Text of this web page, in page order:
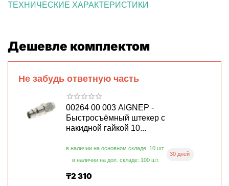
ТЕХНИЧЕСКИЕ ХАРАКТЕРИСТИКИ
Дешевле комплектом
Не забудь ответную часть
00264 00 003 AIGNEP -
Быстросъёмный штекер с
накидной гайкой 10...
в наличии на основном складе: 10 шт.
в наличии на доп. складе: 100 шт.
30 дней
₸2 310